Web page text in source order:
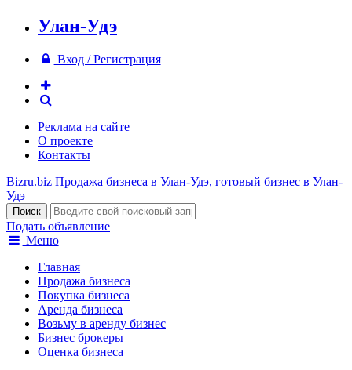
Улан-Удэ
Вход / Регистрация
Реклама на сайте
О проекте
Контакты
Bizru.biz Продажа бизнеса в Улан-Удэ, готовый бизнес в Улан-
Удэ
Подать объявление
Меню
Главная
Продажа бизнеса
Покупка бизнеса
Аренда бизнеса
Возьму в аренду бизнес
Бизнес брокеры
Оценка бизнеса